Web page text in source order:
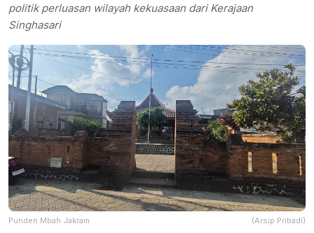
politik perluasan wilayah kekuasaan dari Kerajaan
Singhasari
Punden Mbah Jakram (Arsip Pribadi)